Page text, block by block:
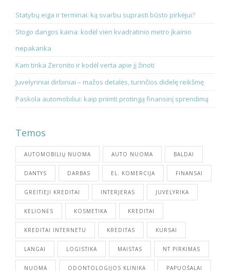
Statybų eiga ir terminai: ką svarbu suprasti būsto pirkėjui?
Stogo dangos kaina: kodėl vien kvadratinio metro įkainio
nepakanka
Kam tinka Zeronito ir kodėl verta apie jį žinoti
Juvelyriniai dirbiniai – mažos detalės, turinčios didelę reikšmę
Paskola automobiliui: kaip priimti protingą finansinį sprendimą
Temos
AUTOMOBILIŲ NUOMA AUTO NUOMA BALDAI
DANTYS DARBAS EL. KOMERCIJA FINANSAI
GREITIEJI KREDITAI INTERJERAS JUVELYRIKA
KELIONĖS KOSMETIKA KREDITAI
KREDITAI INTERNETU KREDITAS KURSAI
LANGAI LOGISTIKA MAISTAS NT PIRKIMAS
NUOMA ODONTOLOGIJOS KLINIKA PAPUOŠALAI